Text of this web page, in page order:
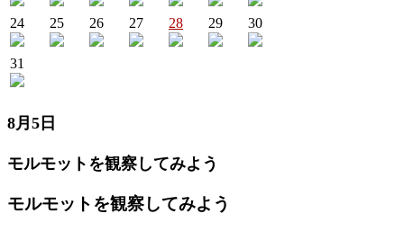
24 25 26 27 28 29 30
31
8月5日
モルモットを観察してみよう
モルモットを観察してみよう